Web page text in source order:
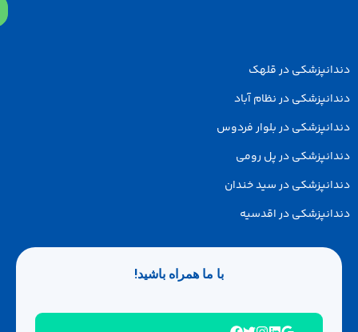
در قلهک
در نظام آباد
در بلوار فردوس
در پل رومی
در سید خندان
در اقدسیه
با ما همراه باشید!